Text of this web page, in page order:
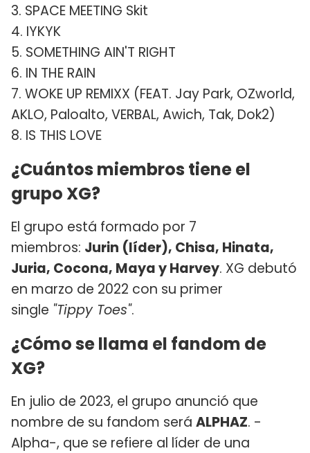
3. SPACE MEETING Skit
4. IYKYK
5. SOMETHING AIN'T RIGHT
6. IN THE RAIN
7. WOKE UP REMIXX (FEAT. Jay Park, OZworld,
AKLO, Paloalto, VERBAL, Awich, Tak, Dok2)
8. IS THIS LOVE
¿Cuántos miembros tiene el
grupo XG?
El grupo está formado por 7
miembros: Jurin (líder), Chisa, Hinata,
Juria, Cocona, Maya y Harvey. XG debutó
en marzo de 2022 con su primer
single "Tippy Toes".
¿Cómo se llama el fandom de
XG?
En julio de 2023, el grupo anunció que
nombre de su fandom será ALPHAZ. -
Alpha-, que se refiere al líder de una